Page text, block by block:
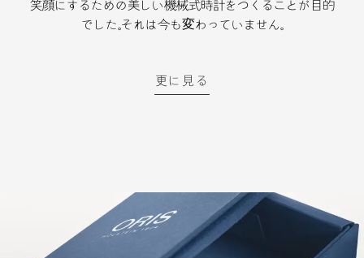
笑顔にするための美しい機械式時計をつくることが目的
でした。それは今も変わっていません。
更に見る